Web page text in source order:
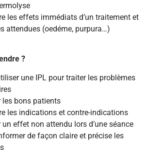
les effets immédiats d’un traitement et
attendues (oedéme, purpura…)
?
une IPL pour traiter les problèmes
les bons patients
les indications et contre-indications
un effet non attendu lors d’une séance
de façon claire et précise les